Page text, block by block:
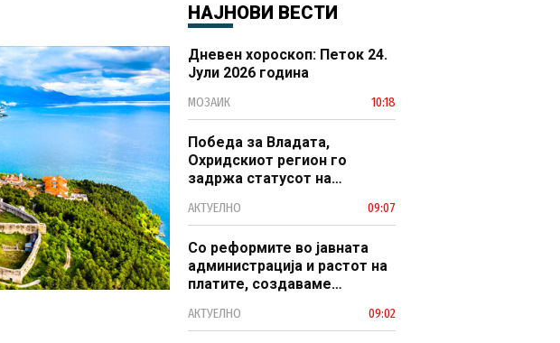
НАЈНОВИ ВЕСТИ
Дневен хороскоп: Петок 24.
Јули 2026 година
МОЗАИК 10:18
Победа за Владата,
Охридскиот регион го
задржа статусот на
наследство
АКТУЕЛНО 09:07
Со реформите во јавната
администрација и растот на
платите, создаваме
модерен јавен сектор
АКТУЕЛНО 09:02